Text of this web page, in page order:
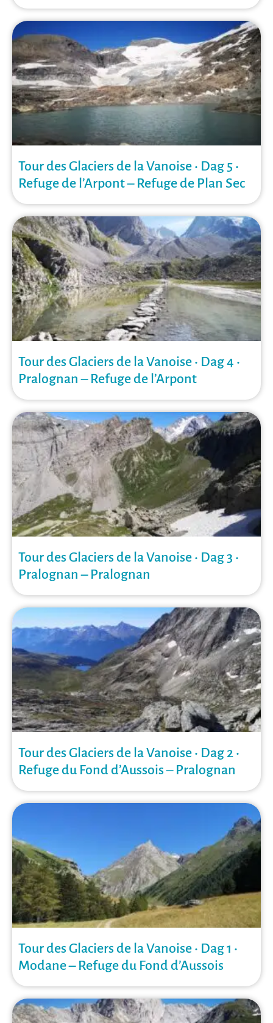
Tour des Glaciers de la Vanoise • Dag 5 •
Refuge de l’Arpont – Refuge de Plan Sec
Tour des Glaciers de la Vanoise • Dag 4 •
Pralognan – Refuge de l’Arpont
Tour des Glaciers de la Vanoise • Dag 3 •
Pralognan – Pralognan
Tour des Glaciers de la Vanoise • Dag 2 •
Refuge du Fond d’Aussois – Pralognan
Tour des Glaciers de la Vanoise • Dag 1 •
Modane – Refuge du Fond d’Aussois